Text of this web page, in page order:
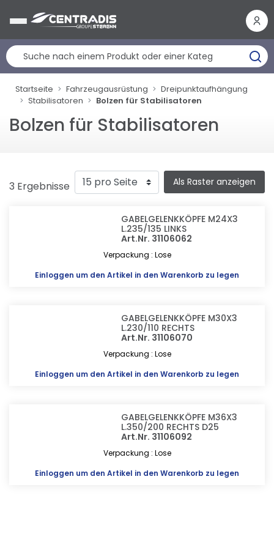
Startseite Fahrzeugausrüstung
Dreipunktaufhängung
Stabilisatoren
Bolzen für Stabilisatoren
Bolzen für Stabilisatoren
3 Ergebnisse Als Raster anzeigen
GABELGELENKKÖPFE M24X3
L.235/135 LINKS
Art.Nr. 31106062
Verpackung : Lose
Einloggen um den Artikel in den Warenkorb zu legen
GABELGELENKKÖPFE M30X3
L.230/110 RECHTS
Art.Nr. 31106070
Verpackung : Lose
Einloggen um den Artikel in den Warenkorb zu legen
GABELGELENKKÖPFE M36X3
L.350/200 RECHTS D25
Art.Nr. 31106092
Verpackung : Lose
Einloggen um den Artikel in den Warenkorb zu legen